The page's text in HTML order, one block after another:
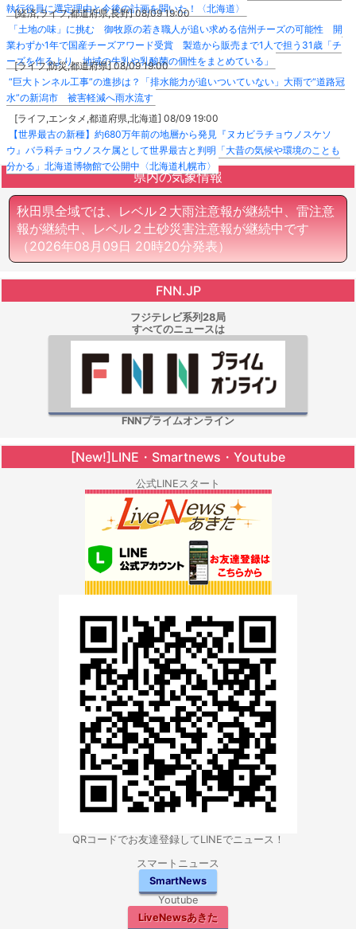
執行役員に選定理由と今後の計画を聞いた！〈北海道〉
[経済,ライフ,都道府県,長野] 08/09 19:00
「土地の味」に挑む 御牧原の若き職人が追い求める信州チーズの可能性 開
業わずか1年で国産チーズアワード受賞 製造から販売まで1人で担う31歳「チ
ーズを作るより、地域の牛乳や乳酸菌の個性をまとめている」
[ライフ,防災,都道府県] 08/09 19:00
“巨大トンネル工事”の進捗は？「排水能力が追いついていない」大雨で“道路冠
水”の新潟市 被害軽減へ雨水流す
[ライフ,エンタメ,都道府県,北海道] 08/09 19:00
【世界最古の新種】約680万年前の地層から発見『ヌカビラチョウノスケソ
ウ』バラ科チョウノスケ属として世界最古と判明「大昔の気候や環境のことも
分かる」北海道博物館で公開中〈北海道札幌市〉
県内の気象情報
秋田県全域では、レベル２大雨注意報が継続中、雷注意
報が継続中、レベル２土砂災害注意報が継続中です
（2026年08月09日 20時20分発表）
FNN.JP
フジテレビ系列28局
すべてのニュースは
FNNプライムオンライン
[New!]LINE・Smartnews・Youtube
公式LINEスタート
QRコードでお友達登録してLINEでニュース！
スマートニュース
SmartNews
Youtube
LiveNewsあきた